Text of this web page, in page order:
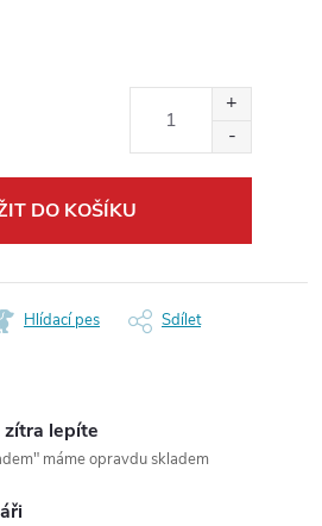
DO KOŠÍKU
Hlídací pes Sdílet
zítra lepíte
máme opravdu skladem